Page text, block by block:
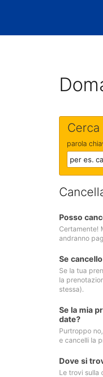
Cerca
parola
Posso
Certamente!
andranno
Se
Se la tua
la
stessa).
Se la mia
date?
Purtroppo
e cancelli la
Dove si
Le trovi sulla